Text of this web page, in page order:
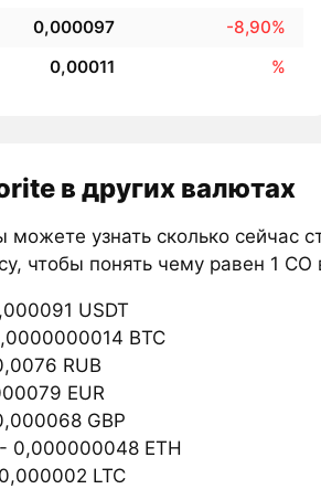
0,000097 -8,90%
0,00011 %
в других валютах
можете узнать сколько сейчас
чтобы понять чему равен 1 CO
USDT
BTC
RUB
EUR
GBP
- 0,000000048 ETH
LTC